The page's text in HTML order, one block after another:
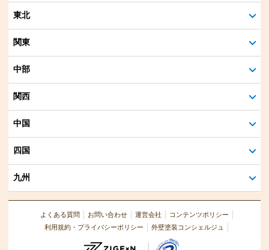
東北
関東
中部
関西
中国
四国
九州
よくある質問 お問い合わせ 運営会社
コンテンツポリシー
利用規約・プライバシーポリシー
外壁塗装コンシェルジュ